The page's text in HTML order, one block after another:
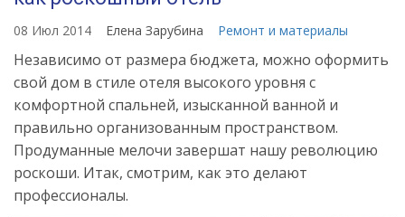
08 Июл 2014 Елена Зарубина Ремонт и материалы
Независимо от размера бюджета, можно оформить
свой дом в стиле отеля высокого уровня с
комфортной спальней, изысканной ванной и
правильно организованным пространством.
Продуманные мелочи завершат нашу революцию
роскоши. Итак, смотрим, как это делают
профессионалы.